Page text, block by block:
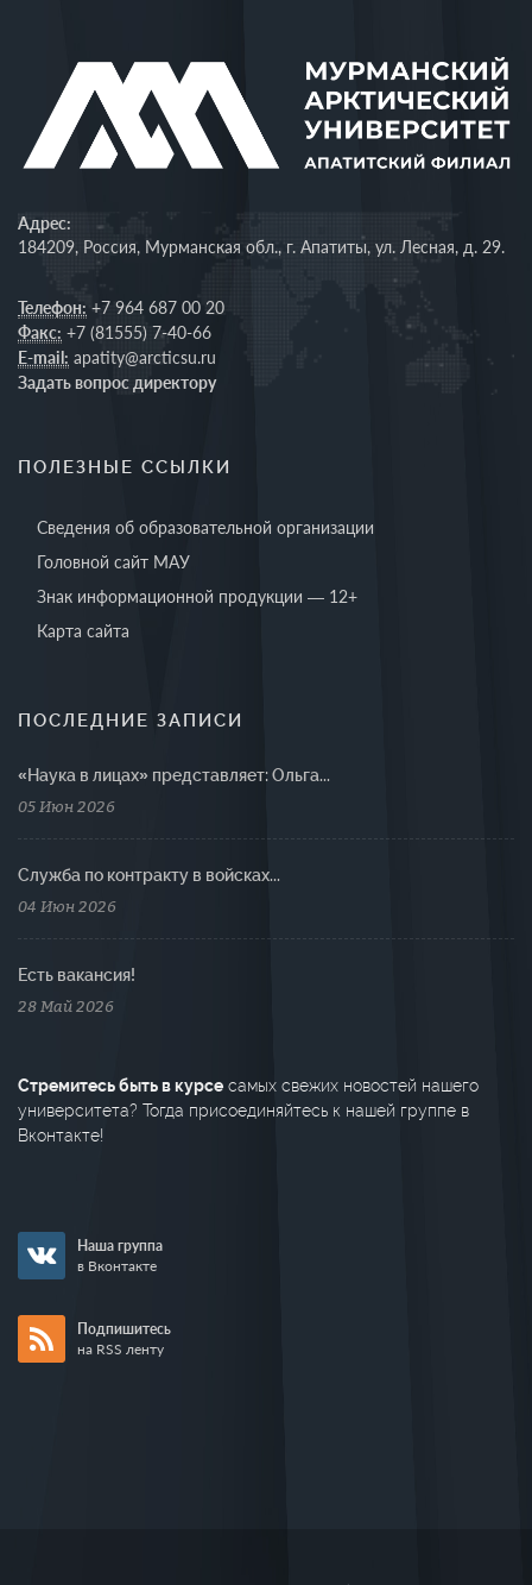
Адрес:
184209, Россия, Мурманская обл., г. Апатиты, ул. Лесная, д. 29.
Телефон: +7 964 687 00 20
Факс: +7 (81555) 7-40-66
E-mail: apatity@arcticsu.ru
Задать вопрос директору
ПОЛЕЗНЫЕ ССЫЛКИ
Сведения об образовательной организации
Головной сайт МАУ
Знак информационной продукции — 12+
Карта сайта
ПОСЛЕДНИЕ ЗАПИСИ
«Наука в лицах» представляет: Ольга...
05 Июн 2026
Cлужба по контракту в войсках...
04 Июн 2026
Есть вакансия!
28 Май 2026
Стремитесь быть в курсе самых свежих новостей нашего
университета? Тогда присоединяйтесь к нашей группе в
Вконтакте!
Наша группа
в Вконтакте
Подпишитесь
на RSS ленту